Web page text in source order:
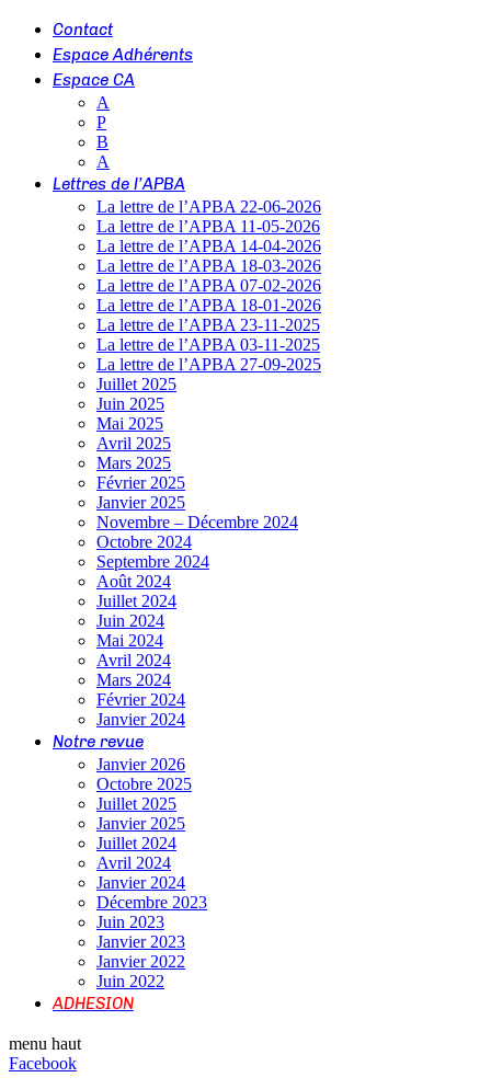
Contact
Espace Adhérents
Espace CA
A
P
B
A
Lettres de l’APBA
La lettre de l’APBA 22-06-2026
La lettre de l’APBA 11-05-2026
La lettre de l’APBA 14-04-2026
La lettre de l’APBA 18-03-2026
La lettre de l’APBA 07-02-2026
La lettre de l’APBA 18-01-2026
La lettre de l’APBA 23-11-2025
La lettre de l’APBA 03-11-2025
La lettre de l’APBA 27-09-2025
Juillet 2025
Juin 2025
Mai 2025
Avril 2025
Mars 2025
Février 2025
Janvier 2025
Novembre – Décembre 2024
Octobre 2024
Septembre 2024
Août 2024
Juillet 2024
Juin 2024
Mai 2024
Avril 2024
Mars 2024
Février 2024
Janvier 2024
Notre revue
Janvier 2026
Octobre 2025
Juillet 2025
Janvier 2025
Juillet 2024
Avril 2024
Janvier 2024
Décembre 2023
Juin 2023
Janvier 2023
Janvier 2022
Juin 2022
ADHESION
menu haut
Facebook